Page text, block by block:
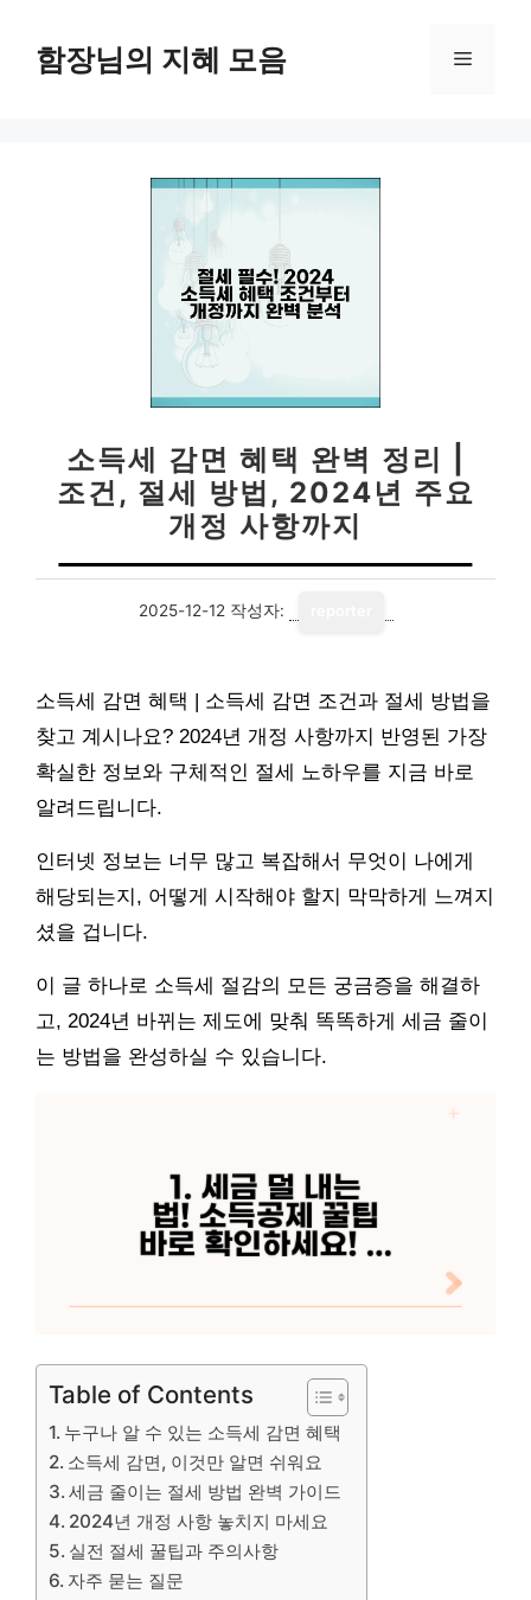
함장님의 지혜 모음 메
소득세 감면 혜택 완벽 정리 |
조건, 절세 방법, 2024년 주요
개정 사항까지
2025-12-12 작성자:
소득세 감면 혜택 | 소득세 감면 조건과 절세 방법을
찾고 계시나요? 2024년 개정 사항까지 반영된 가장
확실한 정보와 구체적인 절세 노하우를 지금 바로
알려드립니다.
인터넷 정보는 너무 많고 복잡해서 무엇이 나에게
해당되는지, 어떻게 시작해야 할지 막막하게 느껴지
셨을 겁니다.
이 글 하나로 소득세 절감의 모든 궁금증을 해결하
고, 2024년 바뀌는 제도에 맞춰 똑똑하게 세금 줄이
는 방법을 완성하실 수 있습니다.
Table of Contents
누구나 알 수 있는 소득세 감면 혜택
소득세 감면, 이것만 알면 쉬워요
세금 줄이는 절세 방법 완벽 가이드
2024년 개정 사항 놓치지 마세요
실전 절세 꿀팁과 주의사항
자주 묻는 질문